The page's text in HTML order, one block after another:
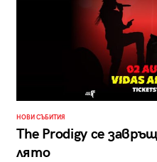
НОВИ СЪБИТИЯ
The Prodigy се
лято